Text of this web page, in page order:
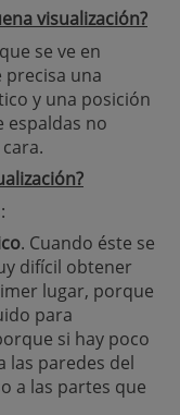
visualización?
se ve en
precisa una
y una posición
espaldas no
. Cuando éste se
difícil obtener
lugar, porque
para
si hay poco
las paredes del
a las partes que